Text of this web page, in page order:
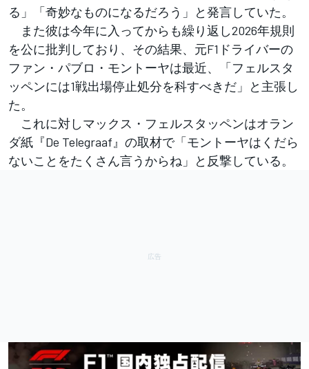
る」「奇妙なものになるだろう」と発言していた。
また彼は今年に入ってからも繰り返し2026年規則
を公に批判しており、その結果、元F1ドライバーの
ファン・パブロ・モントーヤは最近、「フェルスタ
ッペンには1戦出場停止処分を科すべきだ」と主張し
た。
これに対しマックス・フェルスタッペンはオラン
ダ紙『De Telegraaf』の取材で「モントーヤはくだら
ないことをたくさん言うからね」と反撃している。